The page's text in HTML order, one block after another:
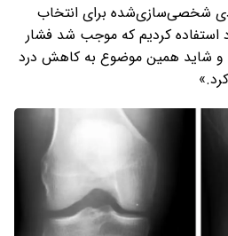
شخصی‌سازی‌شده برای انتخاب
استفاده کردیم که موجب شد فشار
و شاید همین موضوع به کاهش درد